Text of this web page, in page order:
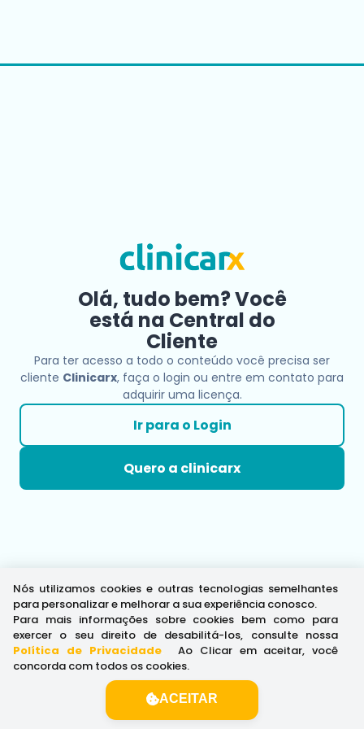
Olá, tudo bem? Você
está na Central do
Cliente
Para ter acesso a todo o conteúdo você precisa ser
cliente Clinicarx, faça o login ou entre em contato para
adquirir uma licença.
Ir para o Login
Quero a clinicarx
Nós utilizamos cookies e outras tecnologias semelhantes
para personalizar e melhorar a sua experiência conosco.
Para mais informações sobre cookies bem como para
exercer o seu direito de desabilitá-los, consulte nossa
Política de Privacidade.
Ao Clicar em aceitar, você
concorda com todos os cookies.
ACEITAR